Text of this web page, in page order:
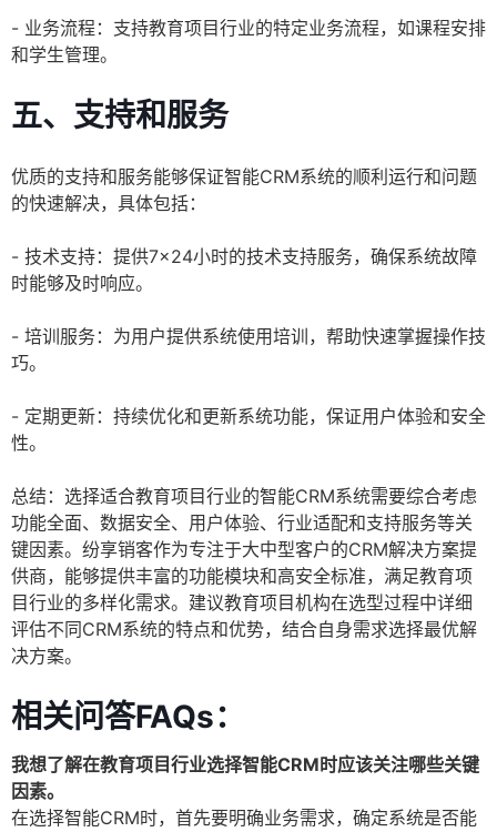
- 业务流程：支持教育项目行业的特定业务流程，如课程安排
和学生管理。
五、支持和服务
优质的支持和服务能够保证智能CRM系统的顺利运行和问题
的快速解决，具体包括：
- 技术支持：提供7×24小时的技术支持服务，确保系统故障
时能够及时响应。
- 培训服务：为用户提供系统使用培训，帮助快速掌握操作技
巧。
- 定期更新：持续优化和更新系统功能，保证用户体验和安全
性。
总结：选择适合教育项目行业的智能CRM系统需要综合考虑
功能全面、数据安全、用户体验、行业适配和支持服务等关
键因素。纷享销客作为专注于大中型客户的CRM解决方案提
供商，能够提供丰富的功能模块和高安全标准，满足教育项
目行业的多样化需求。建议教育项目机构在选型过程中详细
评估不同CRM系统的特点和优势，结合自身需求选择最优解
决方案。
相关问答FAQs：
我想了解在教育项目行业选择智能CRM时应该关注哪些关键
因素。
在选择智能CRM时，首先要明确业务需求，确定系统是否能